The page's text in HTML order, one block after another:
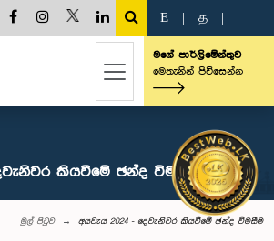
E த
මගේ පාර්ලිමේන්තුව
මෙතැනින් පිවිසෙන්න
කියවීමේ ඡන්ද විමසීම
මුල් පිටුව අයවැය 2024 - දෙවැනිවර කියවීමේ ඡන්ද විමසීම